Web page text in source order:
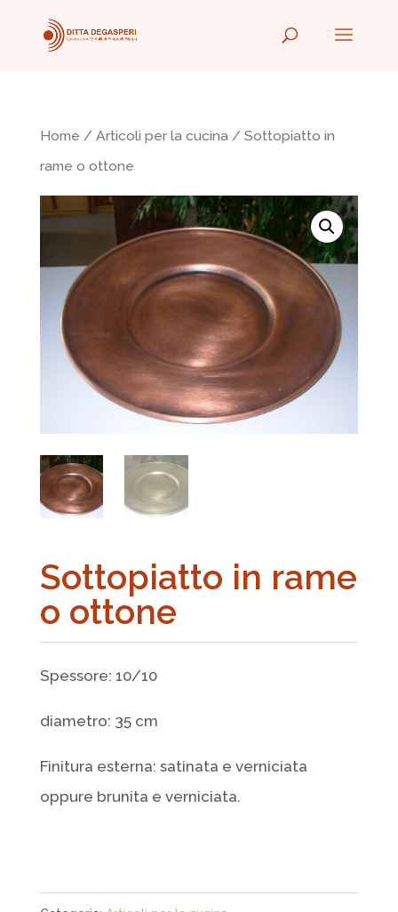
Home / Articoli per la cucina/ Sottopiatto in
rame o ottone
Sottopiatto in rame
o ottone
Spessore: 10/10
diametro: 35 cm
Finitura esterna: satinata e verniciata
oppure brunita e verniciata.